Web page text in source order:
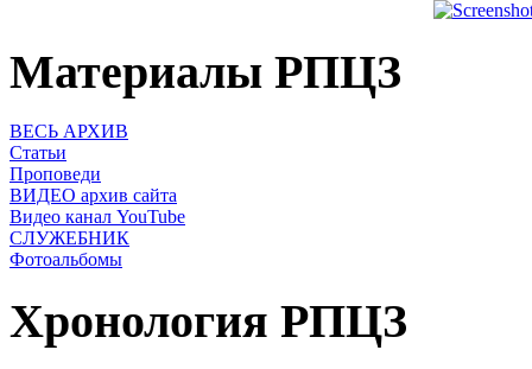
Материалы РПЦЗ
ВЕСЬ АРХИВ
Статьи
Проповеди
ВИДЕО архив сайта
Видео канал YouTube
СЛУЖЕБНИК
Фотоальбомы
Хронология РПЦЗ